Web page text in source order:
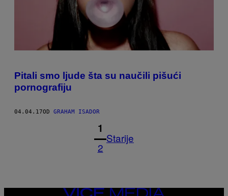
Pitali smo ljude šta su naučili pišući
pornografiju
04.04.17OD GRAHAM ISADOR
1
2
Starije
VICE